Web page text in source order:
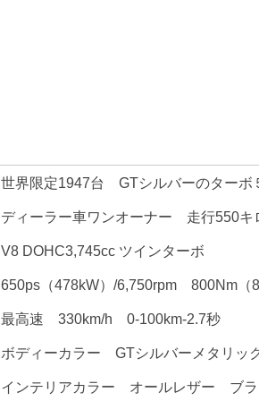
世界限定1947台 GTシルバーのターボ
ディーラー車ワンオーナー 走行550
V8 DOHC3,745cc ツインターボ
650ps（478kW）/6,750rpm 800Nm（
最高速 330km/h 0-100km-2.7秒
ボディーカラー GTシルバーメタリッ
インテリアカラー オールレザー ブラ